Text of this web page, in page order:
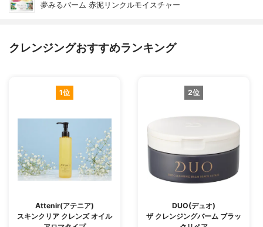
夢みるバーム 赤泥リンクルモイスチャー
クレンジングおすすめランキング
1位
Attenir(アテニア)
スキンクリア クレンズ オイル
2位
DUO(デュオ)
ザ クレンジングバーム ブラッ